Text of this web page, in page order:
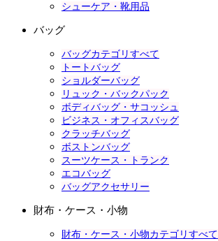
シューケア・靴用品
バッグ
バッグカテゴリすべて
トートバッグ
ショルダーバッグ
リュック・バックパック
ボディバッグ・サコッシュ
ビジネス・オフィスバッグ
クラッチバッグ
ボストンバッグ
スーツケース・トランク
エコバッグ
バッグアクセサリー
財布・ケース・小物
財布・ケース・小物カテゴリすべて